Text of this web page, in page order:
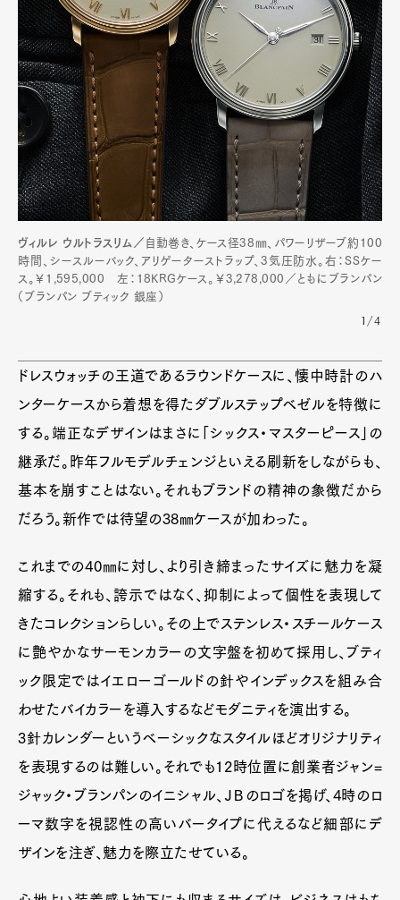
ヴィルレ ウルトラスリム／ 自動巻き、ケース径38㎜、パワーリザーブ約100
時間、シースルーバック、アリゲーターストラップ、3気圧防水。右：SSケー
ス。￥1,595,000 左：18KRGケース。￥3,278,000／ともにブランパン
（ブランパン ブティック 銀座）
1/4
ドレスウォッチの王道であるラウンドケースに、懐中時計のハ
ンターケースから着想を得たダブルステップベゼルを特徴に
する。端正なデザインはまさに「シックス・マスターピース」の
継承だ。昨年フルモデルチェンジといえる刷新をしながらも、
基本を崩すことはない。それもブランドの精神の象徴だから
だろう。新作では待望の38㎜ケースが加わった。
これまでの40㎜に対し、より引き締まったサイズに魅力を凝
縮する。それも、誇示ではなく、抑制によって個性を表現して
きたコレクションらしい。その上でステンレス・スチールケース
に艶やかなサーモンカラーの文字盤を初めて採用し、ブティ
ック限定ではイエローゴールドの針やインデックスを組み合
わせたバイカラーを導入するなどモダニティを演出する。
3針カレンダーというベーシックなスタイルほどオリジナリティ
を表現するのは難しい。それでも12時位置に創業者ジャン=
ジャック・ブランパンのイニシャル、ＪＢのロゴを掲げ、4時のロ
ーマ数字を視認性の高いバータイプに代えるなど細部にデ
ザインを注ぎ、魅力を際立たせている。